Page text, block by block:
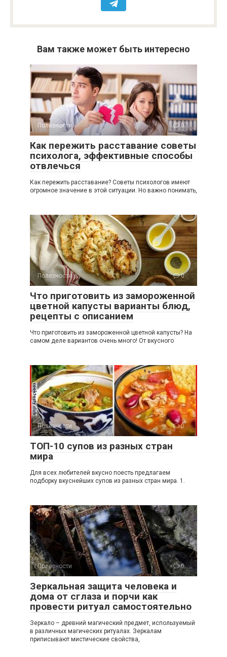
Вам также может быть интересно
Полезности 0
Как пережить расставание советы
психолога, эффективные способы
отвлечься
Как пережить расставание? Советы психологов имеют
огромное значение в этой ситуации. Но важно понимать,
Полезности 0
Что приготовить из замороженной
цветной капусты варианты блюд,
рецепты с описанием
Что приготовить из замороженной цветной капусты? На
самом деле вариантов очень много! От вкусного
Полезности 0
ТОП-10 супов из разных стран
мира
Для всех любителей вкусно поесть предлагаем
подборку вкуснейших супов из разных стран мира. 1.
Полезности 0
Зеркальная защита человека и
дома от сглаза и порчи как
провести ритуал самостоятельно
Зеркало – древний магический предмет, используемый
в различных магических ритуалах. Зеркалам
приписывают мистические свойства,